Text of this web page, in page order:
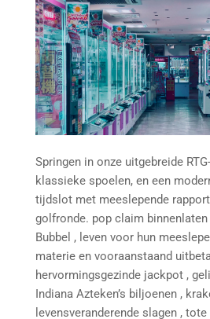
Springen in onze uitgebreide
klassieke spoelen, en een
tijdslot met meeslepende
golfronde. pop claim
Bubbel , leven voor hun
materie en vooraanstaand
hervormingsgezinde jackpot ,
Indiana Azteken’s biljoenen ,
levensveranderende slagen ,